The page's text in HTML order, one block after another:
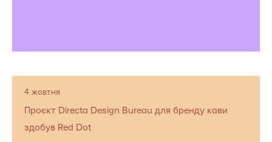
4 жовтня
Проєкт Directa Design Bureau для бренду кави
здобув Red Dot